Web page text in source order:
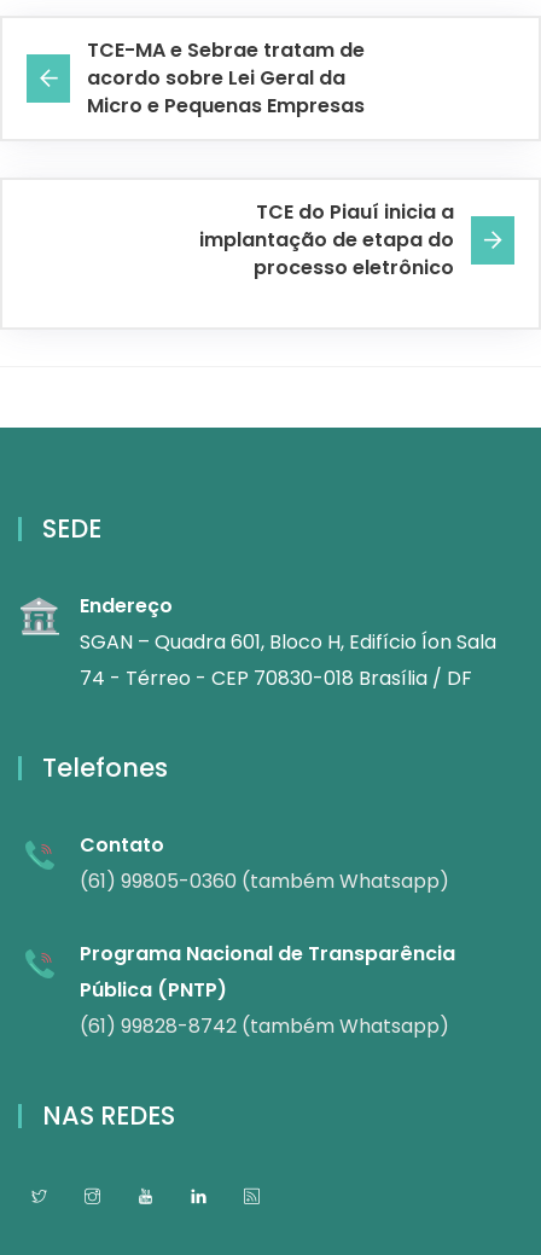
TCE-MA e Sebrae tratam de
acordo sobre Lei Geral da
Micro e Pequenas Empresas
TCE do Piauí inicia a
implantação de etapa do
processo eletrônico
SEDE
Endereço
SGAN – Quadra 601, Bloco H, Edifício Íon Sala
74 - Térreo - CEP 70830-018 Brasília / DF
Telefones
Contato
(61) 99805-0360 (também Whatsapp)
Programa Nacional de Transparência
Pública (PNTP)
(61) 99828-8742 (também Whatsapp)
NAS REDES